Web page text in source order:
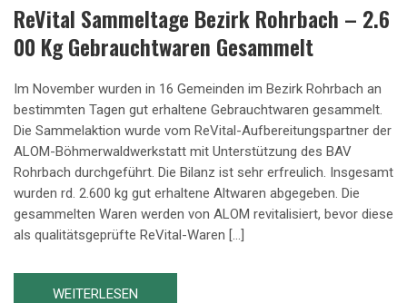
ReVital Sammeltage Bezirk Rohrbach – 2.6
00 Kg Gebrauchtwaren Gesammelt
Im November wurden in 16 Gemeinden im Bezirk Rohrbach an
bestimmten Tagen gut erhaltene Gebrauchtwaren gesammelt.
Die Sammelaktion wurde vom ReVital-Aufbereitungspartner der
ALOM-Böhmerwaldwerkstatt mit Unterstützung des BAV
Rohrbach durchgeführt. Die Bilanz ist sehr erfreulich. Insgesamt
wurden rd. 2.600 kg gut erhaltene Altwaren abgegeben. Die
gesammelten Waren werden von ALOM revitalisiert, bevor diese
als qualitätsgeprüfte ReVital-Waren […]
WEITERLESEN